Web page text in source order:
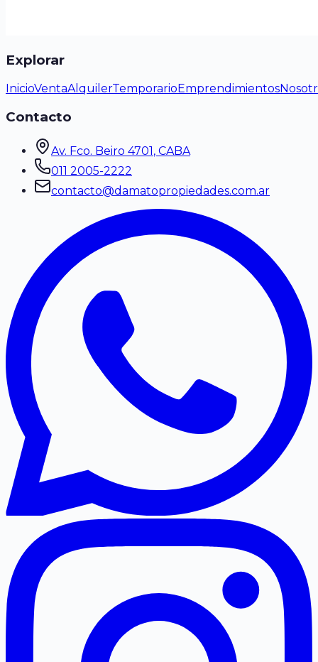
Explorar
InicioVentaAlquilerTemporarioEmprendimientos
Contacto
Av. Fco. Beiro 4701 , CABA
011 2005-2222
contacto@damatopropiedades.com.ar